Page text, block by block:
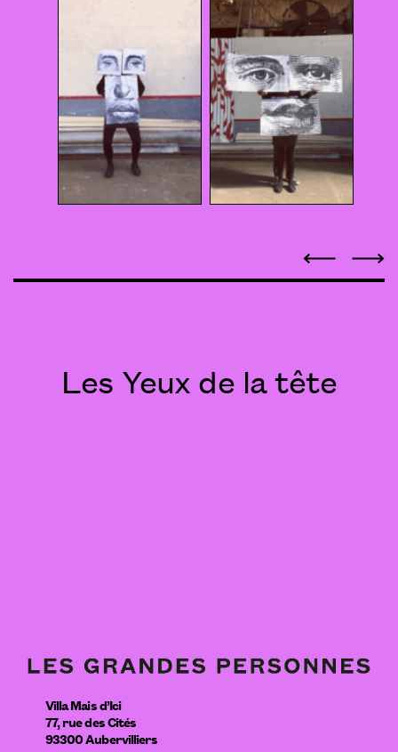
Les Yeux de la tête
Villa Mais d’Ici
77, rue des Cités
93300Aubervilliers